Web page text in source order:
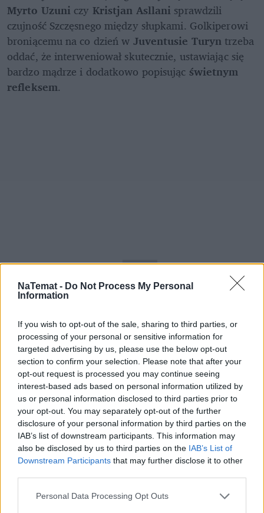
NaTemat - Do Not Process My Personal
Information
If you wish to opt-out of the sale, sharing to third parties, or
processing of your personal or sensitive information for
targeted advertising by us, please use the below opt-out
section to confirm your selection. Please note that after your
opt-out request is processed you may continue seeing
interest-based ads based on personal information utilized by
us or personal information disclosed to third parties prior to
your opt-out. You may separately opt-out of the further
disclosure of your personal information by third parties on the
IAB’s list of downstream participants. This information may
also be disclosed by us to third parties on the IAB’s List of
Downstream Participants that may further disclose it to other
Personal Data Processing Opt Outs
Myrto Uzuni czy Kristjan Asllani sprawdzili
czujność Szczęsnego między słupkami. Golkiperowi
broniącemu na co dzień w Juventusie Turyn trzeba
oddać, że interweniował skutecznie, ustawiając się
bardzo mądrze i dodatkowo popisując świetnym
refleksem.
Domowy obiad od podstaw bez stania
godzinami w kuchni? Sprawdziłam,
czy to możliwe
W 62. minucie rewelacyjną akcją popisał się
Lewandowski. "Lewy" podbił sobie piłkę, minął
dwóch rywali i przelobował lekko nad bramkarzem